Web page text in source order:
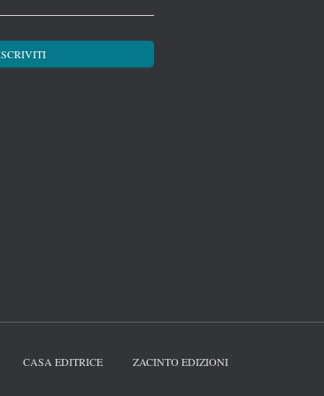
CASA EDITRICE ZACINTO EDIZIONI